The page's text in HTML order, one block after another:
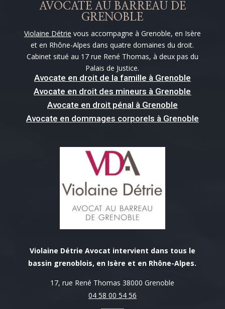
AVOCATE AU BARREAU DE
GRENOBLE
Violaine Détrie vous accompagne à Grenoble, en Isère
et en Rhône-Alpes dans quatre domaines du droit.
Cabinet situé au 17 rue René Thomas, à deux pas du
Palais de Justice.
Avocate en droit de la famille à Grenoble
Avocate en droit des mineurs à Grenoble
Avocate en droit pénal à Grenoble
Avocate en dommages corporels à Grenoble
Violaine Détrie Avocat intervient dans tous le
bassin grenoblois, en Isère et en Rhône-Alpes.
17, rue René Thomas 38000 Grenoble
04 58 00 54 56